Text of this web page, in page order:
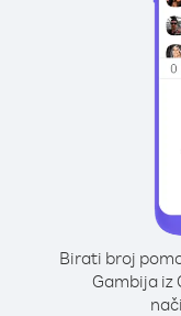
Birati broj
Gambija iz